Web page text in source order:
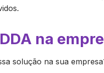
na
solução na sua